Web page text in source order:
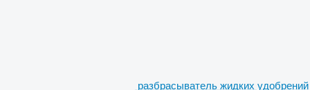
разбрасыватель жидких удобрений